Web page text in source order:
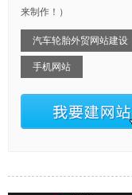
来制作！）
汽车轮胎外贸网站建设
手机网站